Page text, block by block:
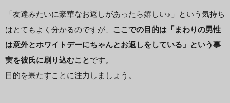
「友達みたいに豪華なお返しがあったら嬉しい♪」という気持ち
はとてもよく分かるのですが、 ここでの目的は「まわりの男性
は意外とホワイトデーにちゃんとお返しをしている」という事
実を彼氏に刷り込むことです。
目的を果たすことに注力しましょう。